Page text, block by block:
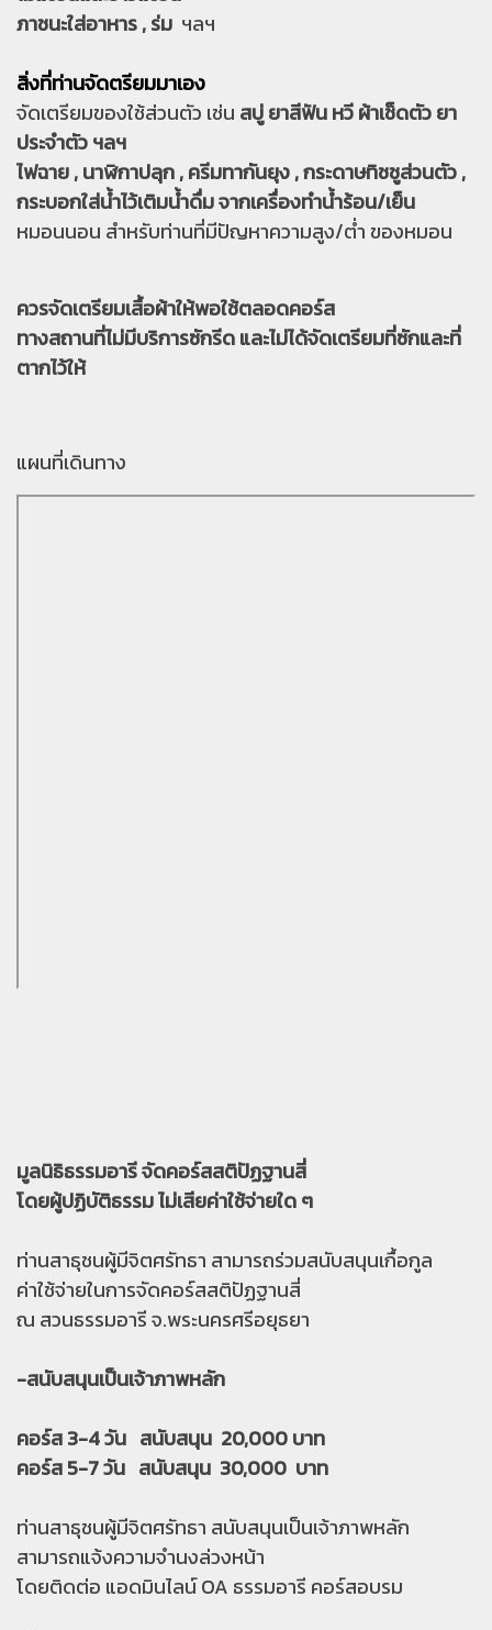
ภาชนะใส่อาหาร , ร่ม ฯลฯ
สิ่งที่ท่านจัดตรียมมาเอง
จัดเตรียมของใช้ส่วนตัว เช่น สบู่ ยาสีฟัน หวี ผ้าเช็ดตัว ยา
ประจำตัว ฯลฯ
ไฟฉาย , นาฬิกาปลุก , ครีมทากันยุง , กระดาษทิชชูส่วนตัว ,
กระบอกใส่น้ำไว้เติมน้ำดื่ม จากเครื่องทำน้ำร้อน/เย็น
หมอนนอน สำหรับท่านที่มีปัญหาความสูง/ต่ำ ของหมอน
ควรจัดเตรียมเสื้อผ้าให้พอใช้ตลอดคอร์ส
ทางสถานที่ไม่มีบริการซักรีด และไม่ได้จัดเตรียมที่ซักและที่
ตากไว้ให้
แผนที่เดินทาง
มูลนิธิธรรมอารี จัดคอร์สสติปัฏฐานสี่
โดยผู้ปฏิบัติธรรม ไม่เสียค่าใช้จ่ายใด ๆ
ท่านสาธุชนผู้มีจิตศรัทธา สามารถร่วมสนับสนุนเกื้อกูล
ค่าใช้จ่ายในการจัดคอร์สสติปัฏฐานสี่
ณ สวนธรรมอารี จ.พระนครศรีอยุธยา
-สนับสนุนเป็นเจ้าภาพหลัก
คอร์ส 3-4 วัน สนับสนุน 20,000 บาท
คอร์ส 5-7 วัน สนับสนุน 30,000 บาท
ท่านสาธุชนผู้มีจิตศรัทธา สนับสนุนเป็นเจ้าภาพหลัก
สามารถแจ้งความจำนงล่วงหน้า
โดยติดต่อ แอดมินไลน์ OA ธรรมอารี คอร์สอบรม